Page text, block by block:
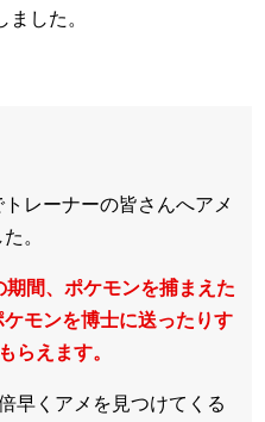
した。
レーナーの皆さんへアメ
。
間、ポケモンを捕まえた
モンを博士に送ったりす
らえます。
早くアメを見つけてくる